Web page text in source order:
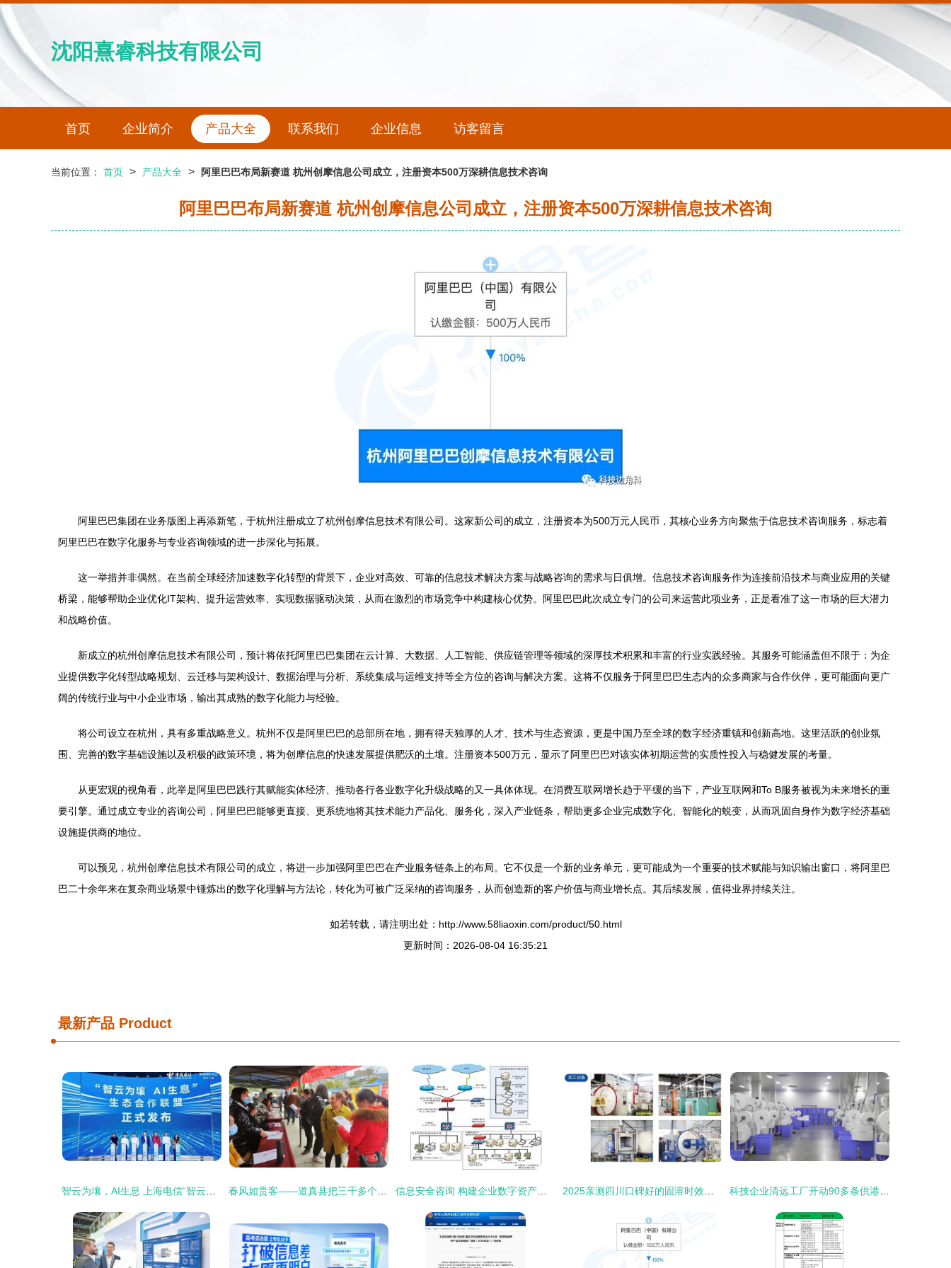
沈阳熹睿科技有限公司
首页 企业简介 产品大全 联系我们 企业信息 访客留言
当前位置： 首页 > 产品大全 > 阿里巴巴布局新赛道 杭州创摩信息公司成立，注册资本500万深耕信息技术咨询
阿里巴巴布局新赛道 杭州创摩信息公司成立，注册资本500万深耕信息技术咨询
阿里巴巴集团在业务版图上再添新笔，于杭州注册成立了杭州创摩信息技术有限公司。这家新公司的成立，注册资本为500万元人民币，其核心业务方向聚焦于信息技术咨询服务，标志着
阿里巴巴在数字化服务与专业咨询领域的进一步深化与拓展。
这一举措并非偶然。在当前全球经济加速数字化转型的背景下，企业对高效、可靠的信息技术解决方案与战略咨询的需求与日俱增。信息技术咨询服务作为连接前沿技术与商业应用的关键
桥梁，能够帮助企业优化IT架构、提升运营效率、实现数据驱动决策，从而在激烈的市场竞争中构建核心优势。阿里巴巴此次成立专门的公司来运营此项业务，正是看准了这一市场的巨大潜力
和战略价值。
新成立的杭州创摩信息技术有限公司，预计将依托阿里巴巴集团在云计算、大数据、人工智能、供应链管理等领域的深厚技术积累和丰富的行业实践经验。其服务可能涵盖但不限于：为企
业提供数字化转型战略规划、云迁移与架构设计、数据治理与分析、系统集成与运维支持等全方位的咨询与解决方案。这将不仅服务于阿里巴巴生态内的众多商家与合作伙伴，更可能面向更广
阔的传统行业与中小企业市场，输出其成熟的数字化能力与经验。
将公司设立在杭州，具有多重战略意义。杭州不仅是阿里巴巴的总部所在地，拥有得天独厚的人才、技术与生态资源，更是中国乃至全球的数字经济重镇和创新高地。这里活跃的创业氛
围、完善的数字基础设施以及积极的政策环境，将为创摩信息的快速发展提供肥沃的土壤。注册资本500万元，显示了阿里巴巴对该实体初期运营的实质性投入与稳健发展的考量。
从更宏观的视角看，此举是阿里巴巴践行其赋能实体经济、推动各行各业数字化升级战略的又一具体体现。在消费互联网增长趋于平缓的当下，产业互联网和To B服务被视为未来增长的重
要引擎。通过成立专业的咨询公司，阿里巴巴能够更直接、更系统地将其技术能力产品化、服务化，深入产业链条，帮助更多企业完成数字化、智能化的蜕变，从而巩固自身作为数字经济基础
设施提供商的地位。
可以预见，杭州创摩信息技术有限公司的成立，将进一步加强阿里巴巴在产业服务链条上的布局。它不仅是一个新的业务单元，更可能成为一个重要的技术赋能与知识输出窗口，将阿里巴
巴二十余年来在复杂商业场景中锤炼出的数字化理解与方法论，转化为可被广泛采纳的咨询服务，从而创造新的客户价值与商业增长点。其后续发展，值得业界持续关注。
如若转载，请注明出处：http://www.58liaoxin.com/product/50.html
更新时间：2026-08-04 16:35:21
最新产品 Product